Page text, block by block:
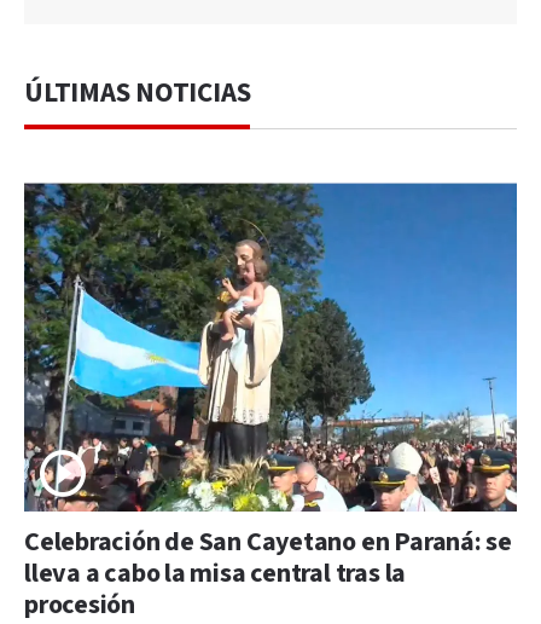
ÚLTIMAS NOTICIAS
Celebración de San Cayetano en Paraná: se
lleva a cabo la misa central tras la
procesión